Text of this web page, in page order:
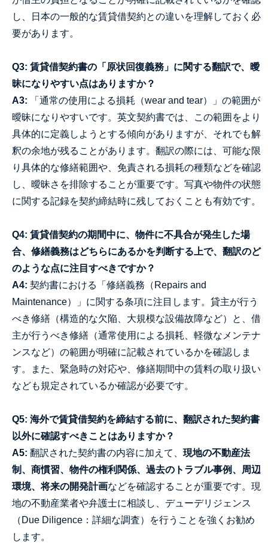
し、日本の一般的な賃貸借契約との違いを理解しておく必
要があります。
Q3: 賃貸借契約書の「原状回復義務」に関する翻訳で、曖
昧になりやすい点はありますか？
A3: 「通常の使用による損耗（wear and tear）」の範囲が
曖昧になりやすいです。英文契約書では、この範囲をより
具体的に定義しようとする傾向がありますが、それでも解
釈の余地が残ることがあります。翻訳の際には、可能な限
り具体的な修繕範囲や、免責される損耗の種類などを確認
し、曖昧さを排除することが重要です。写真や物件の状態
に関する記録を契約締結時に残しておくことも有効です。
Q4: 賃貸借契約の期間中に、物件に不具合が発生した場
合、修繕義務はどちらにあるかを判断する上で、翻訳のど
のような点に注目すべきですか？
A4: 契約書における「修繕義務（Repairs and
Maintenance）」に関する条項に注目します。貸主が行う
べき修繕（構造的な欠陥、大規模な設備故障など）と、借
主が行うべき修繕（通常使用による損耗、軽微なメンテナ
ンスなど）の範囲が明確に記載されているかを確認しま
す。また、緊急時の対応や、修繕期間中の賃料の取り扱い
なども規定されているか確認が必要です。
Q5: 海外で賃貸借契約を締結する前に、翻訳された契約書
以外に確認すべきことはありますか？
A5: 翻訳された契約書の内容に加えて、 現地の不動産法
制、商慣習、物件の権利関係、過去のトラブル事例、周辺
環境、将来の開発計画などを確認することが重要です。現
地の不動産業者や弁護士に相談し、デューデリジェンス
（Due Diligence：詳細な調査）を行うことを強くお勧め
します。